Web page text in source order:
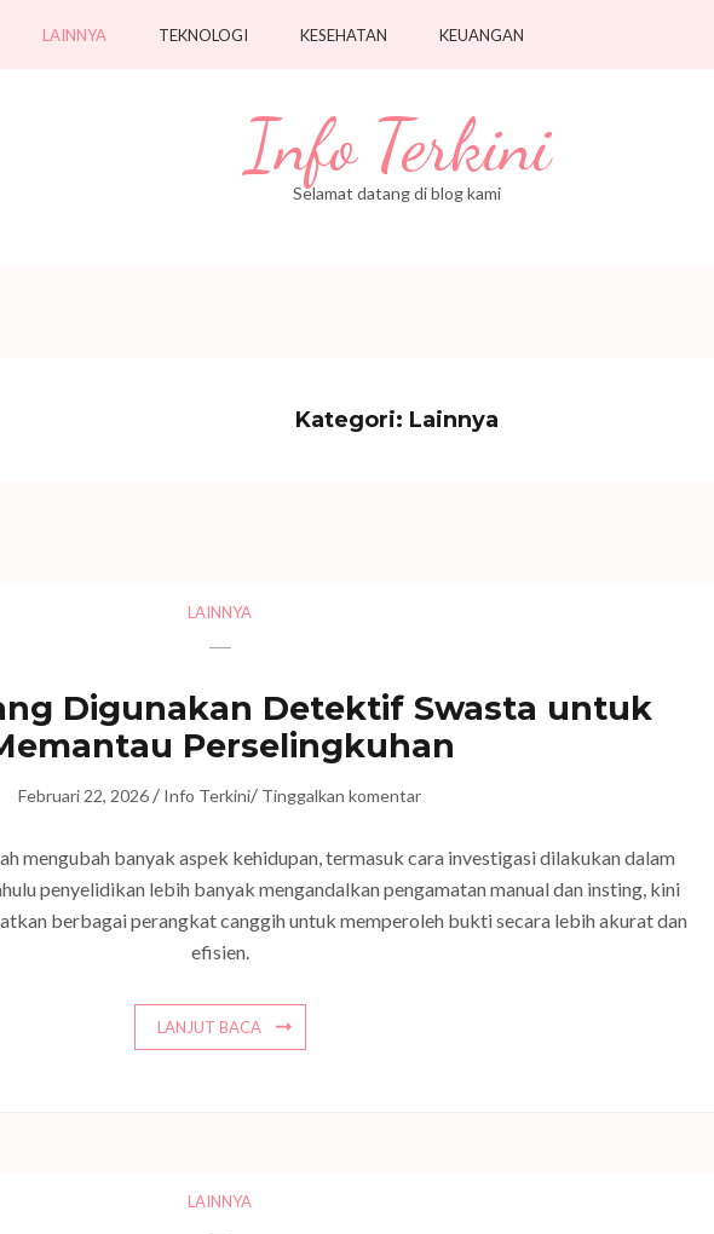
LAINNYA TEKNOLOGI KESEHATAN KEUANGAN
Info Terkini
Selamat datang di blog kami
Kategori: Lainnya
LAINNYA
Digunakan Detektif Swasta untuk
Perselingkuhan
Februari 22, 2026 / Info Terkini/ Tinggalkan komentar
mengubah banyak aspek kehidupan, termasuk cara investigasi dilakukan dalam
penyelidikan lebih banyak mengandalkan pengamatan manual dan insting, kini
berbagai perangkat canggih untuk memperoleh bukti secara lebih akurat dan
efisien.
LANJUT BACA
LAINNYA